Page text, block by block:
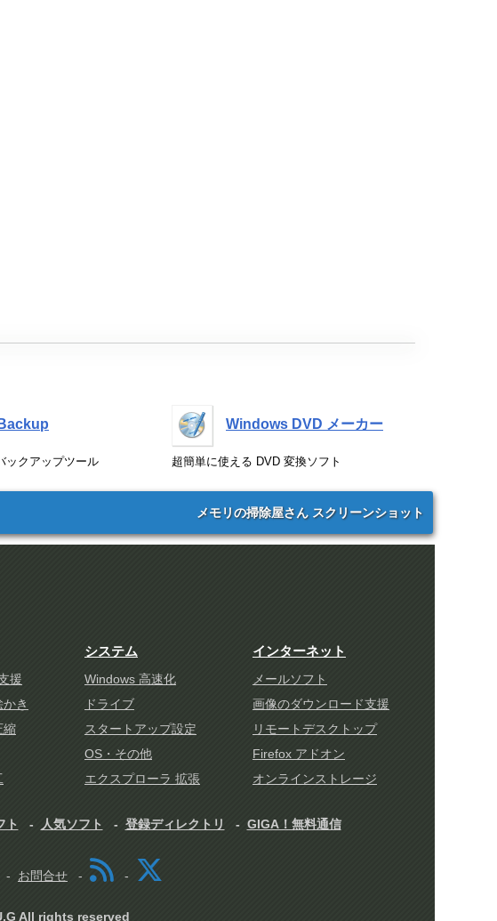
ックアップツール
Windows DVD メーカー
超簡単に使える DVD 変換ソフト
メモリの掃除屋さん スクリーンショット
援
き
縮
システム
Windows 高速化
ドライブ
スタートアップ設定
OS・その他
エクスプローラ 拡張
インターネット
メールソフト
画像のダウンロード支援
リモートデスクトップ
Firefox アドオン
オンラインストレージ
ト 人気ソフト 登録ディレクトリ GIGA！無料通信
お問合せ
All rights reserved